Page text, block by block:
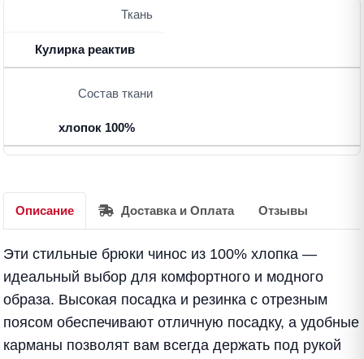
Ткань
Кулирка реактив
Состав ткани
хлопок 100%
Описание Доставка и Оплата Отзывы
Эти стильные брюки чинос из 100% хлопка —
идеальный выбор для комфортного и модного
образа. Высокая посадка и резинка с отрезным
поясом обеспечивают отличную посадку, а удобные
карманы позволят вам всегда держать под рукой